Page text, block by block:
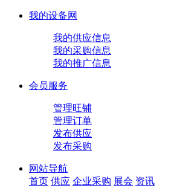
我的设备网
我的供应信息
我的采购信息
我的推广信息
会员服务
管理旺铺
管理订单
发布供应
发布采购
网站导航
首页 供应 企业采购 展会 资讯